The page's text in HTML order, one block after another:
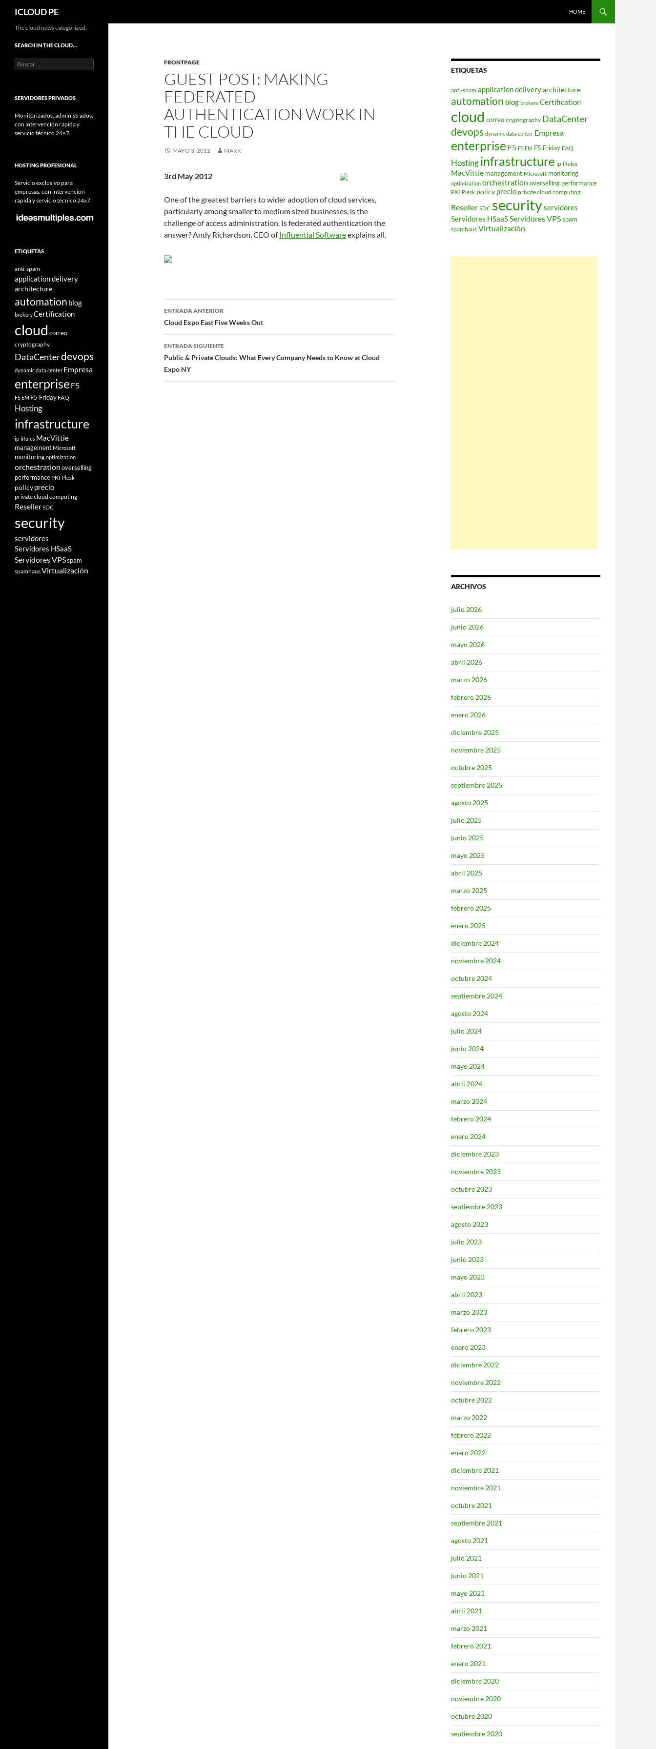
Saltar
contenido
ICLOUD PE HOME
FRONTPAGE
GUEST POST: MAKING
FEDERATED
AUTHENTICATION WORK IN
THE CLOUD
MAYO 3, 2012 MARK
3rd May 2012
One of the greatest barriers to wider adoption of cloud services,
particularly among smaller to medium sized businesses, is the
challenge of access administration. Is federated authentication the
answer? Andy Richardson, CEO ofInfluential Softwareexplains all.
Navegador
de
entradas
ENTRADA ANTERIOR
Cloud Expo East Five Weeks Out
ENTRADA SIGUIENTE
Public & Private Clouds: What Every Company Needs to Know at Cloud
Expo NY
ETIQUETAS
anti-spam application deliveryarchitecture
automation blog brokers Certification
cloud correo cryptography DataCenter
devops dynamic data center Empresa
enterprise F5 F5 EM F5 Friday FAQ
Hostinginfrastructure ip iRules
MacVittie management Microsoft monitoring
optimization orchestration overselling performance
PKI Plesk policy precio private cloud computing
Reseller SDC securityservidores
Servidores HSaaSServidores VPSspam
spamhaus Virtualización
ARCHIVOS
julio 2026
junio 2026
mayo 2026
abril 2026
marzo 2026
febrero 2026
enero 2026
diciembre 2025
noviembre 2025
octubre 2025
septiembre 2025
agosto 2025
julio 2025
junio 2025
mayo 2025
abril 2025
marzo 2025
febrero 2025
enero 2025
diciembre 2024
noviembre 2024
octubre 2024
septiembre 2024
agosto 2024
julio 2024
junio 2024
mayo 2024
abril 2024
marzo 2024
febrero 2024
enero 2024
diciembre 2023
noviembre 2023
octubre 2023
septiembre 2023
agosto 2023
julio 2023
junio 2023
mayo 2023
abril 2023
marzo 2023
febrero 2023
enero 2023
diciembre 2022
noviembre 2022
octubre 2022
marzo 2022
febrero 2022
enero 2022
diciembre 2021
noviembre 2021
octubre 2021
septiembre 2021
agosto 2021
julio 2021
junio 2021
mayo 2021
abril 2021
marzo 2021
febrero 2021
enero 2021
diciembre 2020
noviembre 2020
octubre 2020
septiembre 2020
The cloud news categorized.
SEARCH IN THE CLOUD…
Buscar:
SERVIDORES PRIVADOS
Monitorizados, administrados,
con intervención rápida y
servicio técnico 24×7.
HOSTING PROFESIONAL
Servicio exclusivo para
empresas, con intervención
rápida y servicio técnico 24x7.
ETIQUETAS
anti-spam
application delivery
architecture
automation blog
brokersCertification
cloud correo
cryptography
DataCenterdevops
dynamic data center Empresa
enterprise F5
F5 EM F5 Friday FAQ
Hosting
infrastructure
ipiRules MacVittie
management Microsoft
monitoringoptimization
orchestrationoverselling
performance PKI Plesk
policyprecio
private cloud computing
ResellerSDC
security
servidores
Servidores HSaaS
Servidores VPSspam
spamhausVirtualización